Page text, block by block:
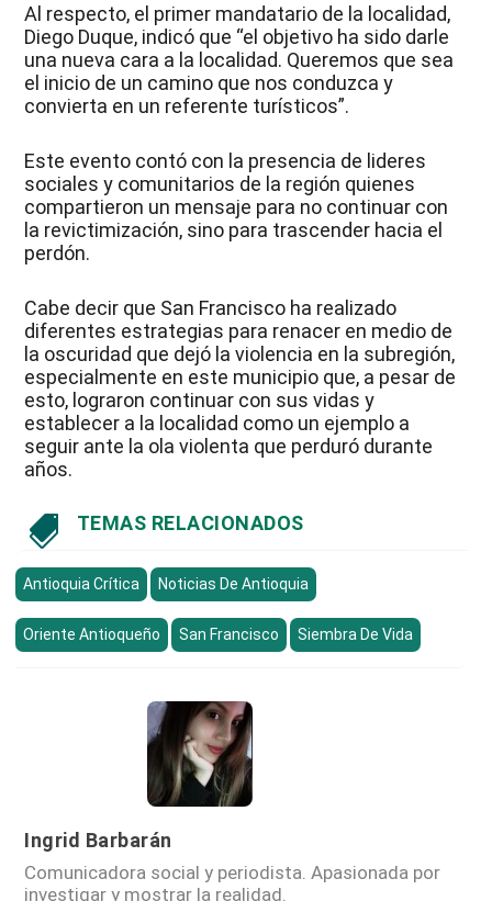
Al respecto, el primer mandatario de la localidad,
Diego Duque, indicó que “el objetivo ha sido darle
una nueva cara a la localidad. Queremos que sea
el inicio de un camino que nos conduzca y
convierta en un referente turísticos”.
Este evento contó con la presencia de lideres
sociales y comunitarios de la región quienes
compartieron un mensaje para no continuar con
la revictimización, sino para trascender hacia el
perdón.
Cabe decir que San Francisco ha realizado
diferentes estrategias para renacer en medio de
la oscuridad que dejó la violencia en la subregión,
especialmente en este municipio que, a pesar de
esto, lograron continuar con sus vidas y
establecer a la localidad como un ejemplo a
seguir ante la ola violenta que perduró durante
años.
 TEMAS RELACIONADOS
Antioquia Crítica Noticias De Antioquia
Oriente Antioqueño San Francisco Siembra De Vida
Ingrid Barbarán
Comunicadora social y periodista. Apasionada por
investigar y mostrar la realidad.